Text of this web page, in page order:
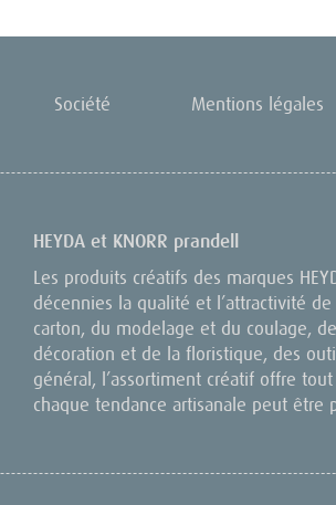
Société Mentions légales
HEYDA et KNORR prandell
Les produits créatifs des marques
décennies la qualité et l’attractivité
carton, du modelage et du coulage,
décoration et de la floristique, des
général, l’assortiment créatif offre
chaque tendance artisanale peut